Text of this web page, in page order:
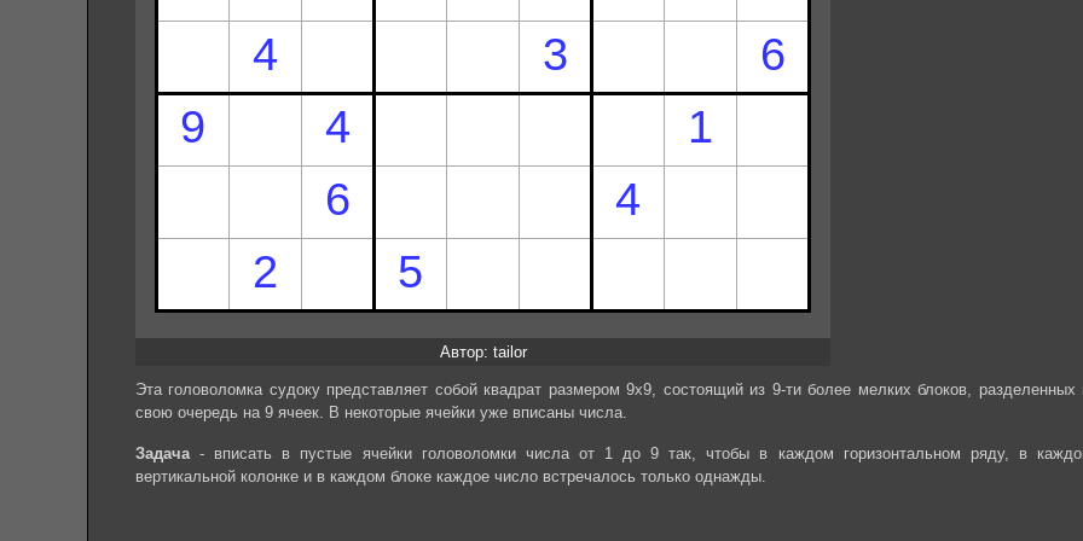
Автор: tailor
Эта головоломка судоку представляет собой квадрат размером 9х9, состоящий из 9-ти более мелких блоков, разделенных
свою очередь на 9 ячеек. В некоторые ячейки уже вписаны числа.
Задача- вписать в пустые ячейки головоломки числа от 1 до 9 так, чтобы в каждом горизонтальном ряду, в
вертикальной колонке и в каждом блоке каждое число встречалось только однажды.